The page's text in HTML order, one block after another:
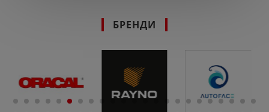
БРЕНДИ